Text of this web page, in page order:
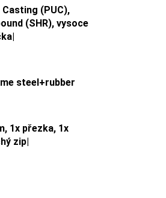
Casting (PUC),
(SHR), vysoce
steel+rubber
1x přezka, 1x
zip|